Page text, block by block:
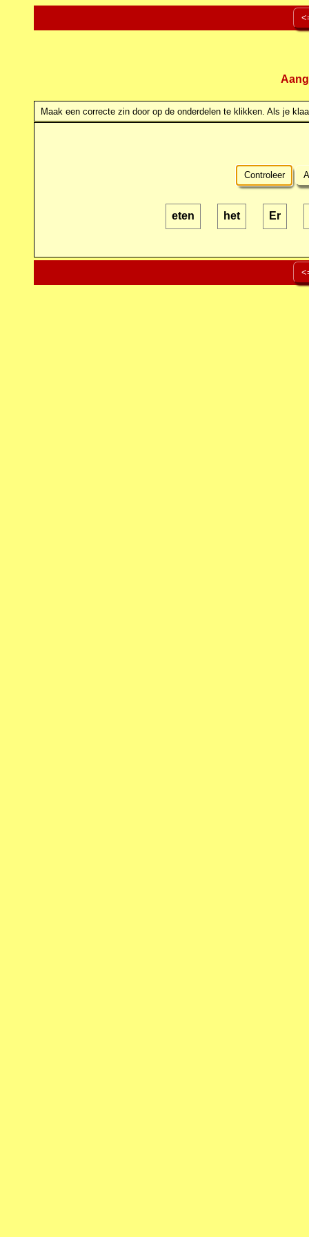
Maak een correcte zin door op de onderdelen te klikken. Als je
Controleer
eten het Er